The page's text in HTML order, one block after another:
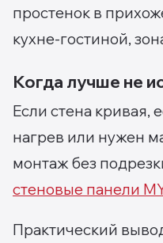
простенок в
кухне-гостиной,
Когда лучше не
Если стена кривая,
нагрев или нужен
монтаж без
стеновые панели
Практический